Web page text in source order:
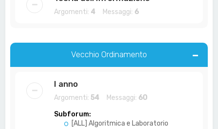
Argomenti: 4 Messaggi: 6
Vecchio Ordinamento
I anno
Argomenti: 54 Messaggi: 60
Subforum:
[ALL] Algoritmica e Laboratorio